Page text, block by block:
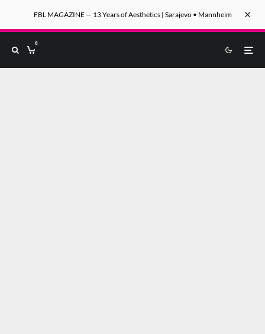
FBL MAGAZINE — 13 Years of Aesthetics | Sarajevo • Mannheim
0